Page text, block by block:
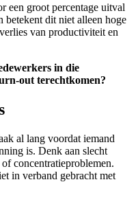
een groot percentage uitval
dit niet alleen hoge
van productiviteit en
in die
out terechtkomen?
al lang voordat iemand
is. Denk aan slecht
concentratieproblemen.
in verband gebracht met